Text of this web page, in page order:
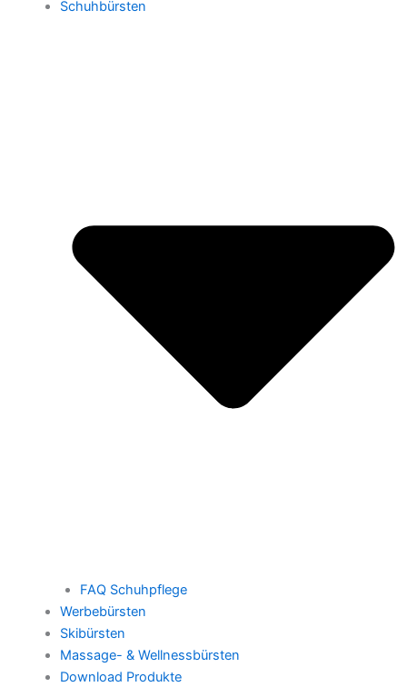
Schuhbürsten
FAQ Schuhpflege
Werbebürsten
Skibürsten
Massage- & Wellnessbürsten
Download Produkte